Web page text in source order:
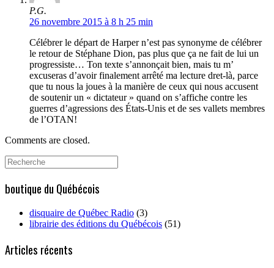
P.G.
26 novembre 2015 à 8 h 25 min
Célébrer le départ de Harper n’est pas synonyme de célébrer
le retour de Stéphane Dion, pas plus que ça ne fait de lui un
progressiste… Ton texte s’annonçait bien, mais tu m’
excuseras d’avoir finalement arrêté ma lecture dret-là, parce
que tu nous la joues à la manière de ceux qui nous accusent
de soutenir un « dictateur » quand on s’affiche contre les
guerres d’agressions des États-Unis et de ses vallets membres
de l’OTAN!
Comments are closed.
Search
for:
boutique du Québécois
disquaire de Québec Radio (3)
librairie des éditions du Québécois (51)
Articles récents